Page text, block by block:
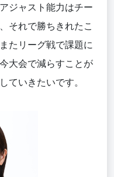
ジャスト能力はチー
それで勝ちきれたこ
たリーグ戦で課題に
大会で減らすことが
ていきたいです。